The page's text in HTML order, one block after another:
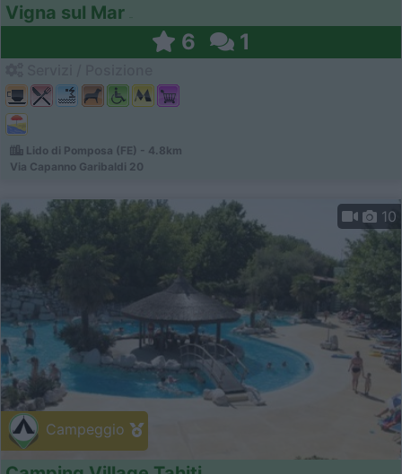
Vigna sul Mar
6 1
Lido di Pomposa (FE) - 4.8km
Via Capanno Garibaldi 20
Campeggio
10